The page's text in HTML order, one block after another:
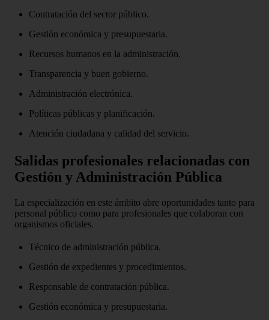
Contratación del sector público.
Gestión económica y presupuestaria.
Recursos humanos en la administración.
Transparencia y buen gobierno.
Administración electrónica.
Políticas públicas y planificación.
Atención ciudadana y calidad del servicio.
Salidas profesionales relacionadas con
Gestión y Administración Pública
La especialización en este ámbito abre oportunidades tanto para
personal público como para profesionales que colaboran con
organismos oficiales.
Técnico de administración pública.
Gestión de expedientes y procedimientos.
Responsable de contratación pública.
Gestión económica y presupuestaria.